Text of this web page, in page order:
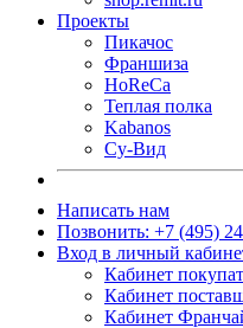
Проекты
Пикачос
Франшиза
HoReCa
Теплая полка
Kabanos
Су-Вид
Написать нам
Позвонить: +7 (495)
Вход в личный
Кабинет
Кабинет
Кабинет